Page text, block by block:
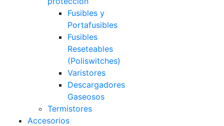
Fusibles y
Portafusibles
Fusibles
Reseteables
(Poliswitches)
Varistores
Descargadores
Gaseosos
Termistores
Accesorios